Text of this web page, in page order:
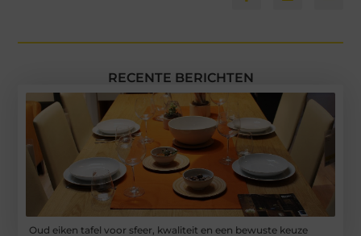
RECENTE BERICHTEN
Oud eiken tafel voor sfeer, kwaliteit en een bewuste keuze